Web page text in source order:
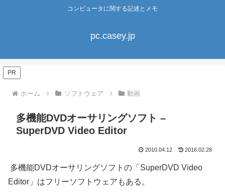
コンピュータに関する記述とメモ
pc.casey.jp
PR
ホーム ソフトウェア 動画
多機能DVDオーサリングソフト –
SuperDVD Video Editor
2010.04.12 2016.02.28
多機能DVDオーサリングソフトの「SuperDVD Video
Editor」はフリーソフトウェアもある。